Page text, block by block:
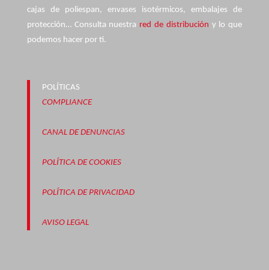
cajas de poliespan, envases isotérmicos, embalajes de
protección… Consulta nuestra red de distribución y lo que
podemos hacer por ti.
POLÍTICAS
COMPLIANCE
CANAL DE DENUNCIAS
POLÍTICA DE COOKIES
POLÍTICA DE PRIVACIDAD
AVISO LEGAL